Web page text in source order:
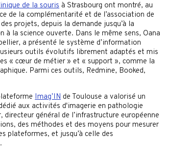
de la souris à Strasbourg ont montré, au
de la complémentarité et de l’association de
projets, depuis la demande jusqu’à la
la science ouverte. Dans le même sens, Oana
a présenté le système d’information
outils évolutifs librement adaptés et mis
« cœur de métier » et « support », comme la
Parmi ces outils, Redmine, Booked,
Imag’IN de Toulouse a valorisé un
aux activités d'imagerie en pathologie
général de l’infrastructure européenne
des méthodes et des moyens pour mesurer
plateformes, et jusqu’à celle des